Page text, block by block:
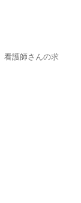
カ
看護師さんの求